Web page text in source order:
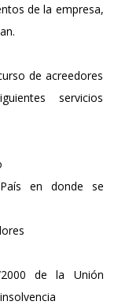
de la empresa,
de acreedores
servicios
en donde se
2000 de la Unión